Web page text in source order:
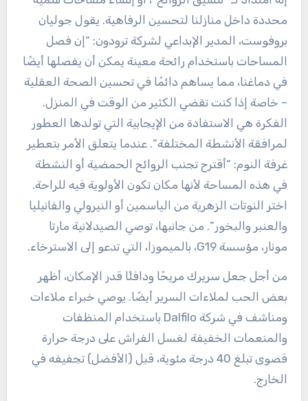
محددة داخل منازلنا لتحسين الرفاهية. يقول جوليان
بروفوست، المدير الإبداعي لشركة ترودون: “إن فصل
المساحات باستخدام رائحة معينة يمكن أن يفصلها أيضًا
في دماغنا، مما يساهم دائمًا في تحسين الصحة العقلية
– خاصة إذا كنت تقضي الكثير من الوقت في المنزل.
الفكرة هي الاستفادة من الإيجابية التي تولدها العطور
لمرافقة الأنشطة المختلفة”. عندما يتعلق الأمر بتعطير
غرفة النوم: “أقترح تجنب الروائح الحمضية أو النشطة
في هذه المساحة لأنها مكان تكون الأولوية فيه للراحة.
اختر النوتات الزهرية من الياسمين أو النيرولي والفانيليا
والعنبر والبخور”. من جانبها، توصي الصيدلانية مارتا
مونار، مؤسسة G19، بالميموزا، التي تدعو إلى الاسترخاء.
من أجل جعل سريرك مريحًا ودافئًا قدر الإمكان، أظهر
بعض الحب لملاءات السرير أيضًا. يوصي خبراء ملاءات
ومناشف في شركة Dalfilo باستخدام المنظفات
والمنعمات الخفيفة لغسل الفراش على درجة حرارة
قصوى تبلغ 40 درجة مئوية، قبل (الأفضل) تجفيفه في
الخارج.